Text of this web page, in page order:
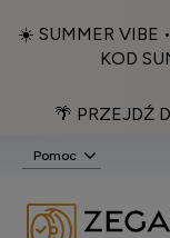
☀️ SUMMER VIBE
KOD
🌴 PRZEJDŹ
Pomoc